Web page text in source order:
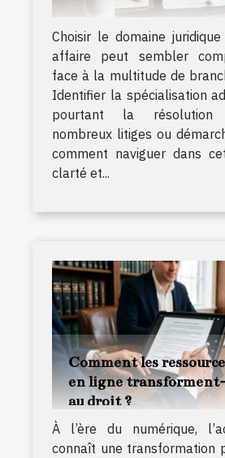
Choisir le domaine
affaire peut sembler
face à la multitude de
Identifier la spécialisation
pourtant la résolution
nombreux litiges ou
comment naviguer dans
clarté et...
Comment les
en ligne transforment-
au droit ?
À l’ère du numérique,
connaît une transformation